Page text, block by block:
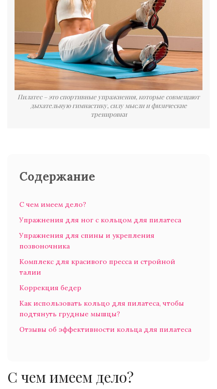
Пилатес – это спортивные упражнения, которые совмещают
дыхательную гимнастику, силу мысли и физические
тренировки
Содержание
С чем имеем дело?
Упражнения для ног с кольцом для пилатеса
Упражнения для спины и укрепления
позвоночника
Комплекс для красивого пресса и стройной
талии
Коррекция бедер
Как использовать кольцо для пилатеса, чтобы
подтянуть грудные мышцы?
Отзывы об эффективности кольца для пилатеса
С чем имеем дело?